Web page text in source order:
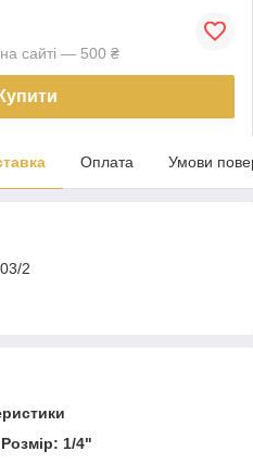
сайті — 500 ₴
Купити
Оплата Умови
2
Розмір: 1/4"